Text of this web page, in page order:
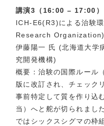
講演3（16:00 – 17:00）
ICH-E6(R3)による治験
Research Organization)
伊藤陽一 氏 (北海道大学
究開発機構)
概要：治験の国際ルール
版に改訂され、チェック
事前特定して質を作り込
当）へと舵が切られまし
ではシックスシグマの枠